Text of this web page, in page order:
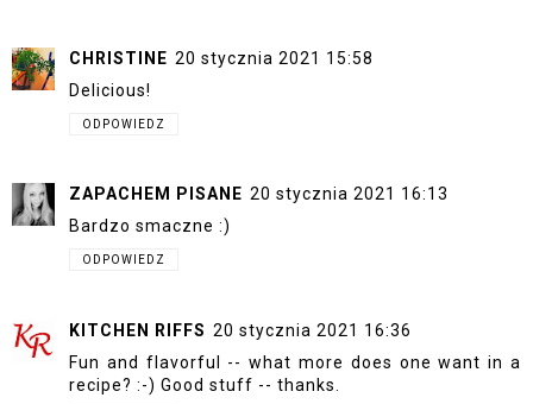
CHRISTINE 20 stycznia 2021 15:58
Delicious!
ODPOWIEDZ
ZAPACHEM PISANE 20 stycznia 2021 16:13
Bardzo smaczne :)
ODPOWIEDZ
KITCHEN RIFFS 20 stycznia 2021 16:36
Fun and flavorful -- what more does one want in a
recipe? :-) Good stuff -- thanks.